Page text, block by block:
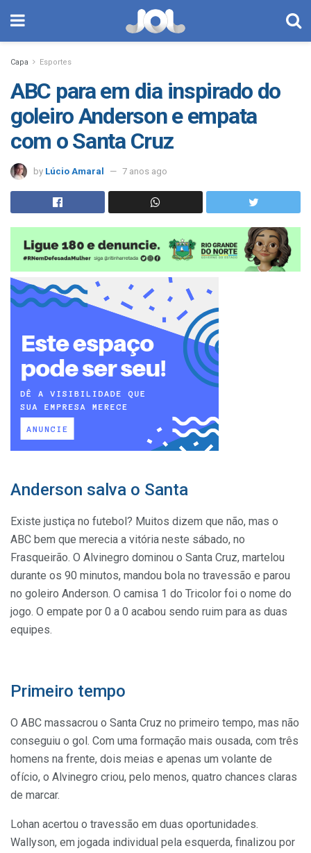
Capa Esportes
ABC para em dia inspirado do
goleiro Anderson e empata
com o Santa Cruz
by Lúcio Amaral 7 anos ago
Anderson salva o Santa
Existe justiça no futebol? Muitos dizem que não, mas o
ABC bem que merecia a vitória neste sábado, no
Frasqueirão. O Alvinegro dominou o Santa Cruz, martelou
durante os 90 minutos, mandou bola no travessão e parou
no goleiro Anderson. O camisa 1 do Tricolor foi o nome do
jogo. O empate por 0 a 0 acabou sendo ruim para as duas
equipes.
Primeiro tempo
O ABC massacrou o Santa Cruz no primeiro tempo, mas não
conseguiu o gol. Com uma formação mais ousada, com três
homens na frente, dois meias e apenas um volante de
ofício, o Alvinegro criou, pelo menos, quatro chances claras
de marcar.
Lohan acertou o travessão em duas oportunidades.
Wallyson, em jogada individual pela esquerda, finalizou por